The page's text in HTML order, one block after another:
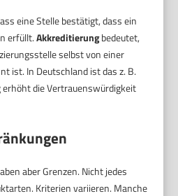
eine Stelle bestätigt, dass ein
erfüllt.Akkreditierungbedeutet,
selbst von einer
ist. In Deutschland ist das z. B.
erhöht die Vertrauenswürdigkeit
aber Grenzen. Nicht jedes
Kriterien variieren. Manche